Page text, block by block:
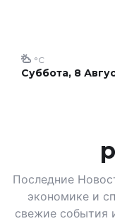
Суббота, 8
°C
Последние
экономике и
свежие события